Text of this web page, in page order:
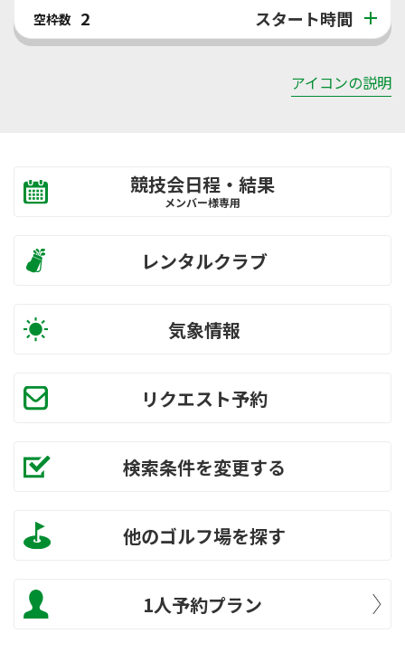
空枠数 2 スタート時間
アイコンの説明
競技会日程・結果
メンバー様専用
レンタルクラブ
気象情報
リクエスト予約
検索条件を変更する
他のゴルフ場を探す
1人予約プラン